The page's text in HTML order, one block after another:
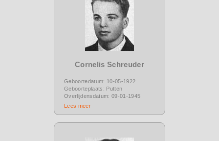
Cornelis Schreuder
Geboortedatum: 10-05-1922
Geboorteplaats: Putten
Overlijdensdatum: 09-01-1945
Lees meer